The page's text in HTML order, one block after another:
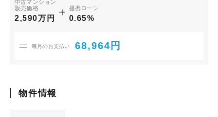
中古マンション
販売価格
2,590万円
提携ローン
0.65%
毎月のお支払い 68,964円
物件情報